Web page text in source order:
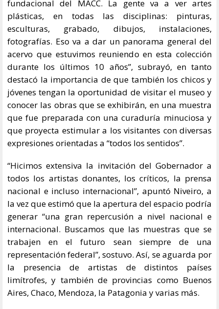
fundacional del MACC. La gente va a ver artes
plásticas, en todas las disciplinas: pinturas,
esculturas, grabado, dibujos, instalaciones,
fotografías. Eso va a dar un panorama general del
acervo que estuvimos reuniendo en esta colección
durante los últimos 10 años”, subrayó, en tanto
destacó la importancia de que también los chicos y
jóvenes tengan la oportunidad de visitar el museo y
conocer las obras que se exhibirán, en una muestra
que fue preparada con una curaduría minuciosa y
que proyecta estimular a los visitantes con diversas
expresiones orientadas a “todos los sentidos”.
“Hicimos extensiva la invitación del Gobernador a
todos los artistas donantes, los críticos, la prensa
nacional e incluso internacional”, apuntó Niveiro, a
la vez que estimó que la apertura del espacio podría
generar “una gran repercusión a nivel nacional e
internacional. Buscamos que las muestras que se
trabajen en el futuro sean siempre de una
representación federal”, sostuvo. Así, se aguarda por
la presencia de artistas de distintos países
limítrofes, y también de provincias como Buenos
Aires, Chaco, Mendoza, la Patagonia y varias más.